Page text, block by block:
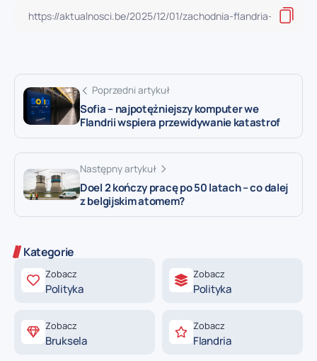
Poprzedni artykuł
Sofia – najpotężniejszy komputer we
Flandrii wspiera przewidywanie katastrof
Następny artykuł
Doel 2 kończy pracę po 50 latach – co dalej
z belgijskim atomem?
Kategorie
Zobacz
Polityka
Zobacz
Polityka
Zobacz
Bruksela
Zobacz
Flandria